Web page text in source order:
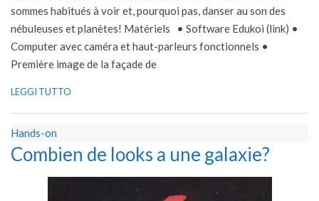
sommes habitués à voir et, pourquoi pas, danser au son des
nébuleuses et planètes! Matériels • Software Edukoi (link) •
Computer avec caméra et haut-parleurs fonctionnels •
Première image de la façade de
LEGGI TUTTO
Hands-on
Combien de looks a une galaxie?